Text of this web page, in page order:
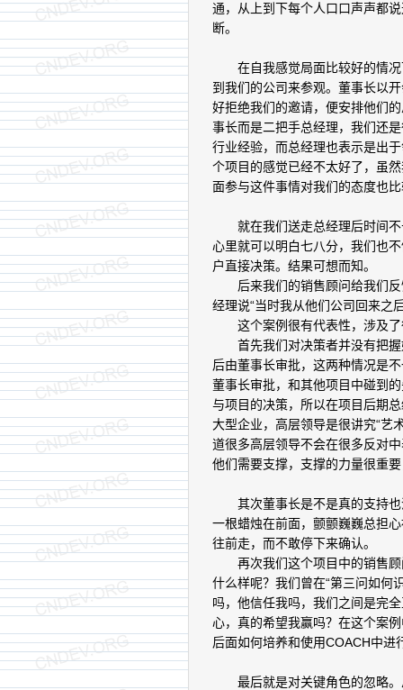
通，从上到下每个人口口声声都
断。
在自我感觉局面比较好的情况
到我们的公司来参观。董事长以
好拒绝我们的邀请，便安排他们
事长而是二把手总经理，我们还
行业经验，而总经理也表示是出
个项目的感觉已经不太好了，虽
面参与这件事情对我们的态度也
就在我们送走总经理后时间不
心里就可以明白七八分，我们也
户直接决策。结果可想而知。
后来我们的销售顾问给我们反
经理说“当时我从他们公司回来之
这个案例很有代表性，涉及了
首先我们对决策者并没有把握
后由董事长审批，这两种情况是
董事长审批，和其他项目中碰到
与项目的决策，所以在项目后期
大型企业，高层领导是很讲究“艺
道很多高层领导不会在很多反对
他们需要支撑，支撑的力量很重
其次董事长是不是真的支持也
一根蜡烛在前面，颤颤巍巍总担
往前走，而不敢停下来确认。
再次我们这个项目中的销售顾
什么样呢？我们曾在“第三问如何
吗，他信任我吗，我们之间是完
心，真的希望我赢吗？在这个案
后面如何培养和使用COACH中进
最后就是对关键角色的忽略。